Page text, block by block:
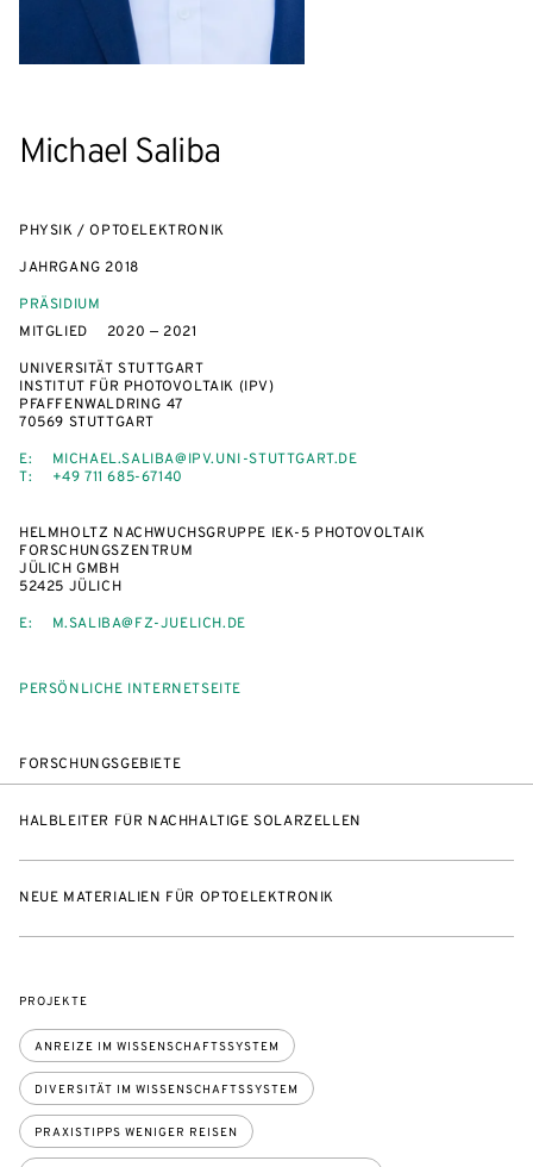
Michael Saliba
PHYSIK / OPTOELEKTRONIK
JAHRGANG 2018
PRÄSIDIUM
MITGLIED
2020 — 2021
UNIVERSITÄT STUTTGART
INSTITUT FÜR PHOTOVOLTAIK (IPV)
PFAFFENWALDRING 47
70569 STUTTGART
E:
MICHAEL.SALIBA@IPV.UNI-STUTTGART.DE
T:
+49 711 685-67140
HELMHOLTZ NACHWUCHSGRUPPE IEK-5 PHOTOVOLTAIK
FORSCHUNGSZENTRUM
JÜLICH GMBH
52425 JÜLICH
E:
M.SALIBA@FZ-JUELICH.DE
PERSÖNLICHE INTERNETSEITE
FORSCHUNGSGEBIETE
HALBLEITER FÜR NACHHALTIGE SOLARZELLEN
NEUE MATERIALIEN FÜR OPTOELEKTRONIK
PROJEKTE
ANREIZE IM WISSENSCHAFTSSYSTEM
DIVERSITÄT IM WISSENSCHAFTSSYSTEM
PRAXISTIPPS WENIGER REISEN